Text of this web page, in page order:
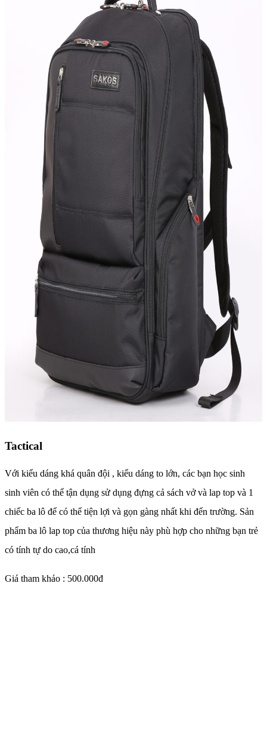
Tactical
Với kiểu dáng khá quân đội , kiểu dáng to lớn, các bạn học sinh
sinh viên có thể tận dụng sử dụng đựng cả sách vở và lap top và 1
chiếc ba lô để có thể tiện lợi và gọn gàng nhất khi đến trường. Sản
phẩm ba lô lap top của thương hiệu này phù hợp cho những bạn trẻ
có tính tự do cao,cá tính
Giá tham khảo : 500.000đ